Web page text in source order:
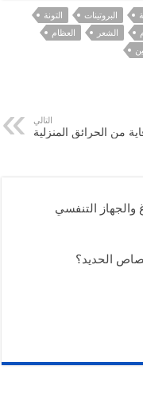
البروتينات
التونة
الشعر
العظام
التالي
من الحرائق المنزلية
والجهاز التنفسي
الحديد؟